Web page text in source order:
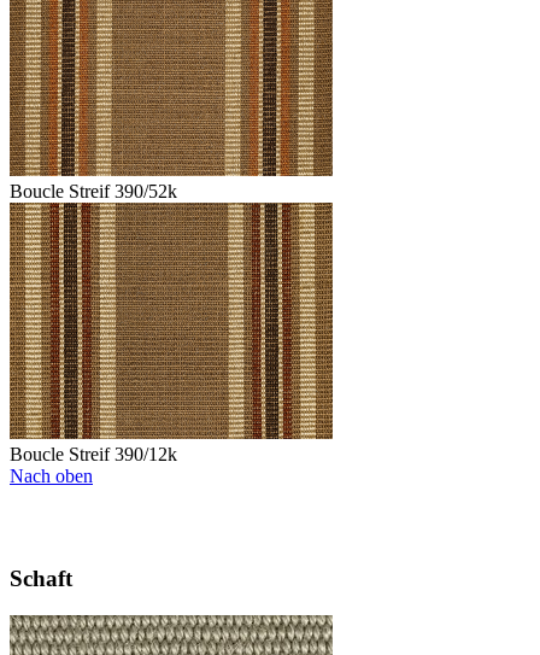
Boucle Streif 390/52k
Boucle Streif 390/12k
Nach oben
Schaft